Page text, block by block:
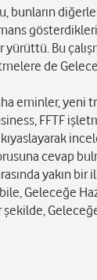
bunların
Bu
de
eminler, yeni
FFTF
cevap
yakın
Geleceğe